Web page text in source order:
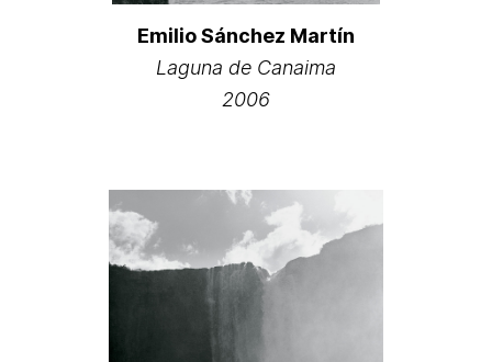
Emilio Sánchez Martín
Laguna de Canaima
2006